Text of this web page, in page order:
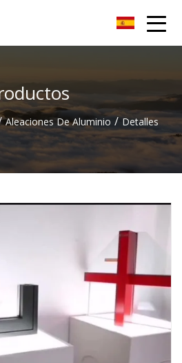
Aleaciones De Aluminio / Detalles